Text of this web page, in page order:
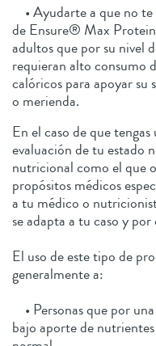
• Ayudarte a que no
de Ensure® Max
adultos que por su nivel
requieran alto consumo
calóricos para apoyar su
o merienda.
En el caso de que
evaluación de tu estado
nutricional como el que
propósitos médicos
a tu médico o
se adapta a tu caso y
El uso de este tipo de
generalmente a:
• Personas que por
bajo aporte de